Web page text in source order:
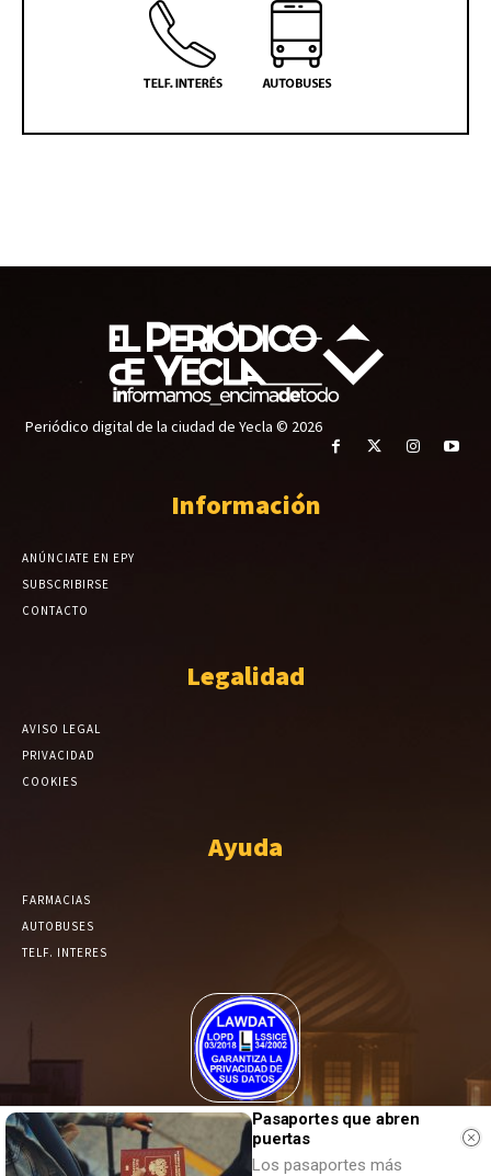
Periódico digital de la ciudad de Yecla © 2026
Información
ANÚNCIATE EN EPY
SUBSCRIBIRSE
CONTACTO
Legalidad
AVISO LEGAL
PRIVACIDAD
COOKIES
Ayuda
FARMACIAS
AUTOBUSES
TELF. INTERES
El Periódico de Yecla alcanza un grado más de compromiso en el
tratamiento de sus datos.
Pasaportes que abren
puertas
Los pasaportes más